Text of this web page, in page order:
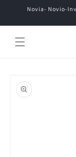
directamente
Novia- Novio-
a la
información